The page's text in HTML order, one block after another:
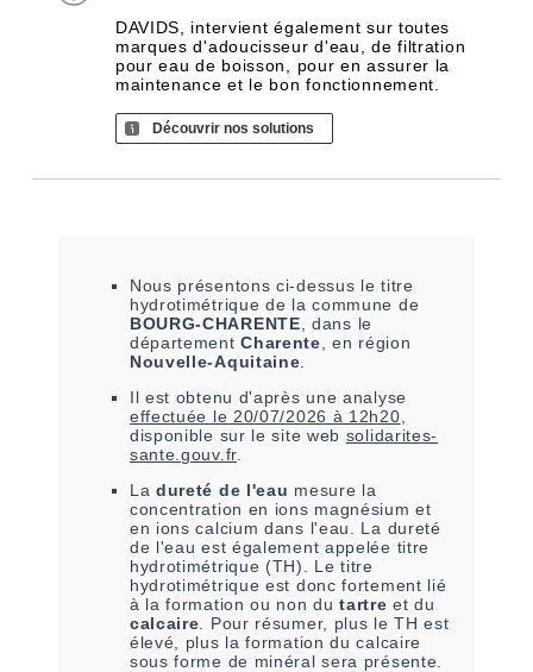
DAVIDS, intervient également sur toutes
marques d'adoucisseur d'eau, de filtration
pour eau de boisson, pour en assurer la
maintenance et le bon fonctionnement.
Découvrir nos solutions
Nous présentons ci-dessus le titre
hydrotimétrique de la commune de
BOURG-CHARENTE , dans le
départementCharente , en région
Nouvelle-Aquitaine
Il est obtenu d'après une analyse
effectuée le 20/07/2026 à 12h20
disponible sur le site web solidarites-
sante.gouv.fr.
La dureté de l'eau mesure la
concentration en ions magnésium et
en ions calcium dans l'eau. La dureté
de l'eau est également appelée titre
hydrotimétrique (TH). Le titre
hydrotimétrique est donc fortement lié
à la formation ou non dutartre et du
calcaire . Pour résumer, plus le TH est
élevé, plus la formation du calcaire
sous forme de minéral sera présente.